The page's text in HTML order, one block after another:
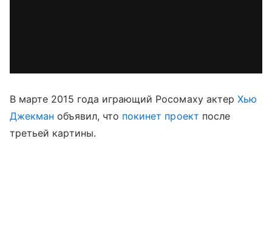
В марте 2015 года играющий Росомаху актерХью
Джекман объявил, что покинет проект после
третьей картины.